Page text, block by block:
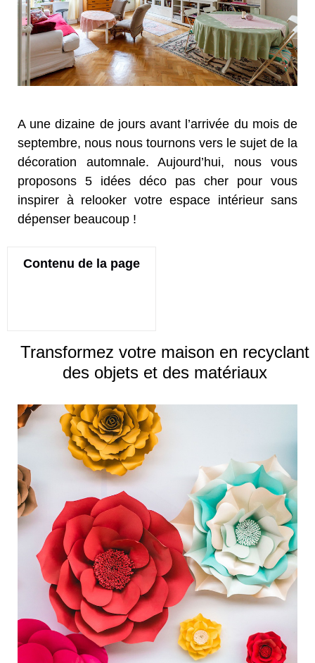
A une dizaine de jours avant l’arrivée du mois de
septembre, nous nous tournons vers le sujet de la
décoration automnale. Aujourd’hui, nous vous
proposons 5 idées déco pas cher pour vous
inspirer à relooker votre espace intérieur sans
dépenser beaucoup !
Contenu de la page
Transformez votre maison en recyclant
des objets et des matériaux